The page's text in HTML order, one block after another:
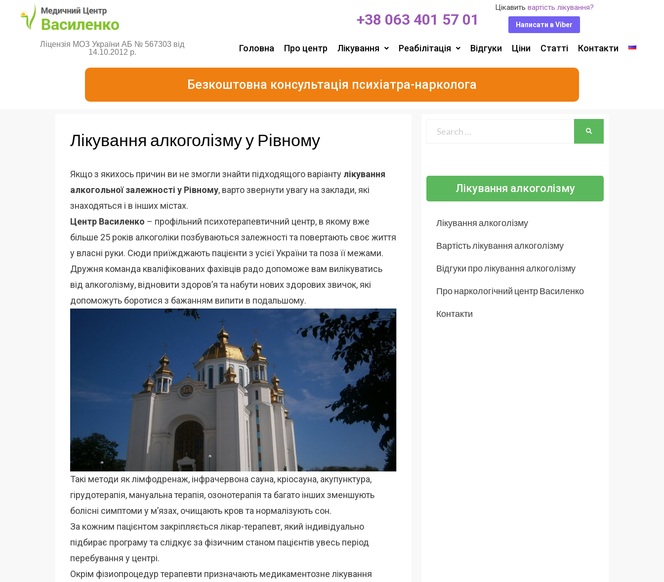
+38 063 401 57 01
Цікавить вартість лікування?
Написати в Viber
Ліцензія МОЗ України АБ № 567303 від
14.10.2012 р.
Головна Про центр Лікування Реабілітація Відгуки Ціни Статті Контакти
Безкоштовна консультація психіатра-нарколога
Лікування алкоголізму у Рівному
Якщо з якихось причин ви не змогли знайти підходящого варіанту лікування
алкогольної залежності у Рівному, варто звернути увагу на заклади, які
знаходяться і в інших містах.
Центр Василенко – профільний психотерапевтичний центр, в якому вже
більше 25 років алкоголіки позбуваються залежності та повертають своє життя
у власні руки. Сюди приїжджають пацієнти з усієї України та поза її межами.
Дружня команда кваліфікованих фахівців радо допоможе вам вилікуватись
від алкоголізму, відновити здоров’я та набути нових здорових звичок, які
допоможуть боротися з бажанням випити в подальшому.
Такі методи як лімфодренаж, інфрачервона сауна, кріосауна, акупунктура,
гірудотерапія, мануальна терапія, озонотерапія та багато інших зменшують
болісні симптоми у м’язах, очищають кров та нормалізують сон.
За кожним пацієнтом закріпляється лікар-терапевт, який індивідуально
підбирає програму та слідкує за фізичним станом пацієнтів увесь період
перебування у центрі.
Окрім фізиопроцедур терапевти призначають медикаментозне лікування
Лікування алкоголізму
Лікування алкоголізму
Вартість лікування алкоголізму
Відгуки про лікування алкоголізму
Про наркологічний центр Василенко
Контакти